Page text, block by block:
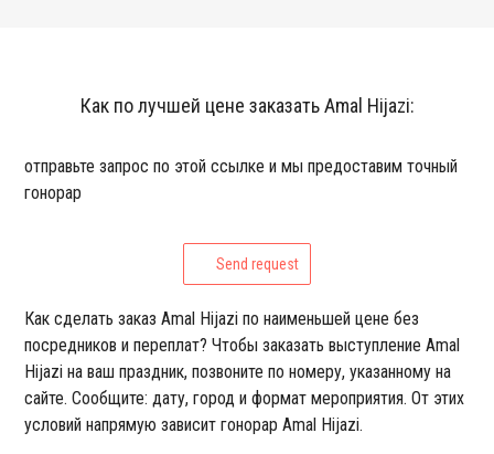
Как по лучшей цене заказать Amal Hijazi:
отправьте запрос по этой ссылке и мы предоставим точный
гонорар
Send request
Как сделать заказ Amal Hijazi по наименьшей цене без
посредников и переплат? Чтобы заказать выступление Amal
Hijazi на ваш праздник, позвоните по номеру, указанному на
сайте. Сообщите: дату, город и формат мероприятия. От этих
условий напрямую зависит гонорар Amal Hijazi.